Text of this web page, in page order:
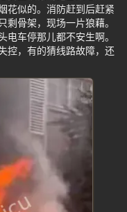
花似的。消防赶到后赶紧
骨架，现场一片狼藉。
车停那儿都不安生啊。
控，有的猜线路故障，还